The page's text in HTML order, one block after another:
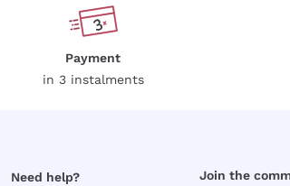
Payment
in 3 instalments
Need help? Join the